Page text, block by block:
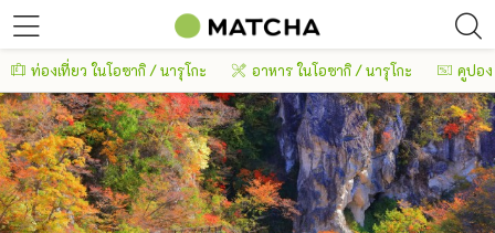
ท่องเที่ยว ในโอซากิ / นารุโกะ อาหาร ในโอซากิ / นารุโกะ คูปอง